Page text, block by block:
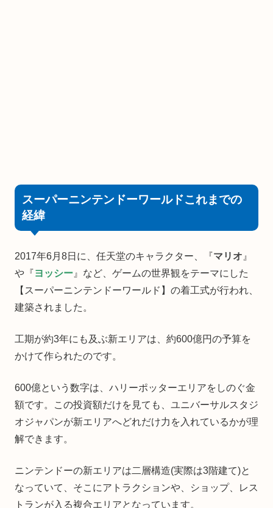
スーパーニンテンドーワールドこれまでの
経緯
2017年6月8日に、任天堂のキャラクター、『マリオ』
や『ヨッシー』など、ゲームの世界観をテーマにした
【スーパーニンテンドーワールド】の着工式が行われ、
建築されました。
工期が約3年にも及ぶ新エリアは、約600億円の予算を
かけて作られたのです。
600億という数字は、ハリーポッターエリアをしのぐ金
額です。この投資額だけを見ても、ユニバーサルスタジ
オジャパンが新エリアへどれだけ力を入れているかが理
解できます。
ニンテンドーの新エリアは二層構造(実際は3階建て)と
なっていて、そこにアトラクションや、ショップ、レス
トランが入る複合エリアとなっています。